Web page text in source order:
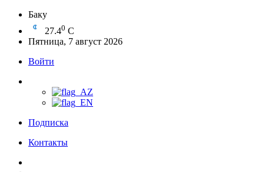
Баку
27.40 C
Пятница, 7 август 2026
Войти
Подписка
Контакты